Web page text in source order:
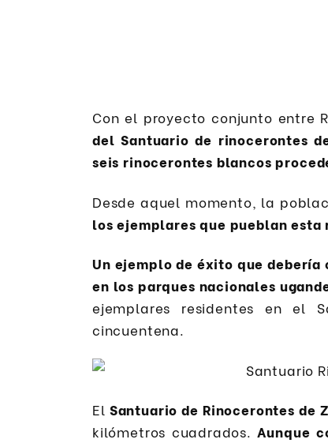
Con el proyecto conjunto entre
del Santuario de rinocerontes
seis rinocerontes blancos
Desde aquel momento, la
los ejemplares que pueblan esta
Un ejemplo de éxito que
en los parques nacionales
ejemplares residentes en el
cincuentena.
El Santuario de Rinocerontes de
kilómetros cuadrados.Aunque